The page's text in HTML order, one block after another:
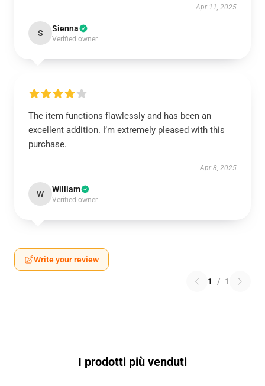
Apr 11, 2025
S Sienna
Verified owner
The item functions flawlessly and has been an
excellent addition. I’m extremely pleased with this
purchase.
Apr 8, 2025
W William
Verified owner
Write your review
1 / 1
I prodotti più venduti